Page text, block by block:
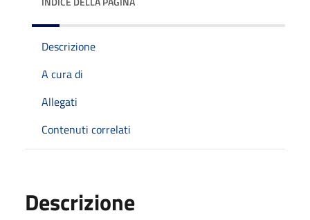
Descrizione
A cura di
Allegati
Contenuti correlati
Descrizione